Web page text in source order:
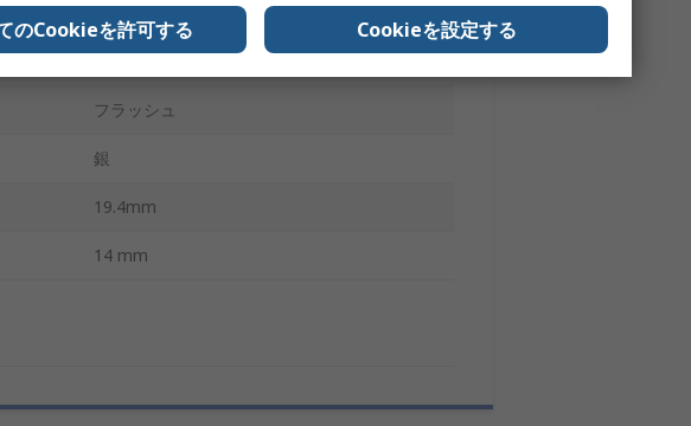
リード線
フラッシュ
銀
19.4mm
14 mm
のCookieを許可する Cookieを設定する